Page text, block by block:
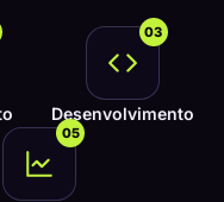
03
Desenvolvimento
05